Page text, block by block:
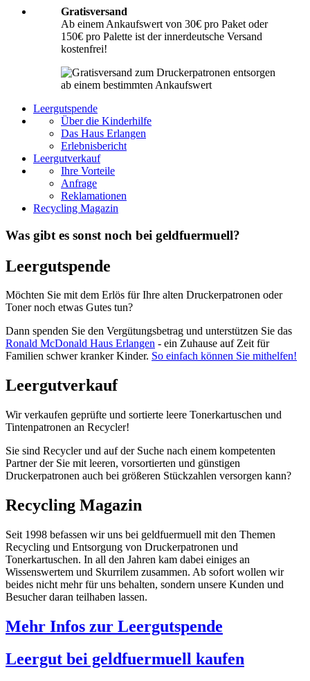
Gratisversand
Ab einem Ankaufswert von 30€ pro Paket oder
150€ pro Palette ist der innerdeutsche Versand
kostenfrei!
Leergutspende
Über die Kinderhilfe
Das Haus Erlangen
Erlebnisbericht
Leergutverkauf
Ihre Vorteile
Anfrage
Reklamationen
Recycling Magazin
Was gibt es sonst noch bei geldfuermuell?
Leergutspende
Möchten Sie mit dem Erlös für Ihre alten Druckerpatronen oder
Toner noch etwas Gutes tun?
Dann spenden Sie den Vergütungsbetrag und unterstützen Sie das
Ronald McDonald Haus Erlangen - ein Zuhause auf Zeit für
Familien schwer kranker Kinder. So einfach können Sie mithelfen!
Leergutverkauf
Wir verkaufen geprüfte und sortierte leere Tonerkartuschen und
Tintenpatronen an Recycler!
Sie sind Recycler und auf der Suche nach einem kompetenten
Partner der Sie mit leeren, vorsortierten und günstigen
Druckerpatronen auch bei größeren Stückzahlen versorgen kann?
Recycling Magazin
Seit 1998 befassen wir uns bei geldfuermuell mit den Themen
Recycling und Entsorgung von Druckerpatronen und
Tonerkartuschen. In all den Jahren kam dabei einiges an
Wissenswertem und Skurrilem zusammen. Ab sofort wollen wir
beides nicht mehr für uns behalten, sondern unsere Kunden und
Besucher daran teilhaben lassen.
Mehr Infos zur Leergutspende
Leergut bei geldfuermuell kaufen